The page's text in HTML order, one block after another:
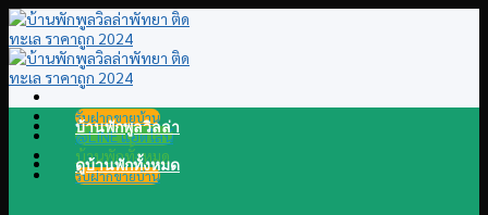
Skip
to
content
รับฝากขายบ้าน
@LINE แอดไลน์
บ้านพักทั้งหมด
รับฝากขายบ้าน
บ้านพักพูลวิลล่า
ดูบ้านพักทั้งหมด